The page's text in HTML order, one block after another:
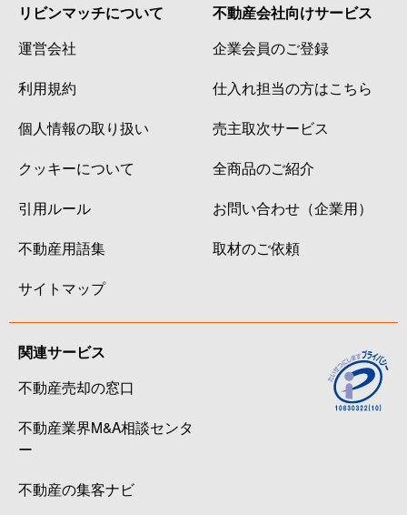
リビンマッチについて
運営会社
利用規約
個人情報の取り扱い
クッキーについて
引用ルール
不動産用語集
サイトマップ
不動産会社向けサービス
企業会員のご登録
仕入れ担当の方はこちら
売主取次サービス
全商品のご紹介
お問い合わせ（企業用）
取材のご依頼
関連サービス
不動産売却の窓口
不動産業界M&A相談センタ
ー
不動産の集客ナビ